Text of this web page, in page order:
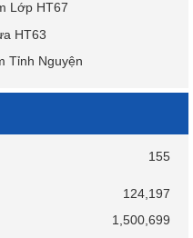
155
124,197
1,500,699